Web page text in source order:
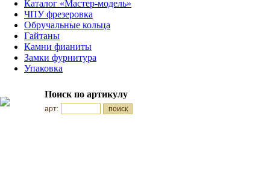
Каталог «Мастер-модель»
ЧПУ фрезеровка
Обручальные кольца
Гайтаны
Камни фианиты
Замки фурнитура
Упаковка
Поиск по артикулу
арт: